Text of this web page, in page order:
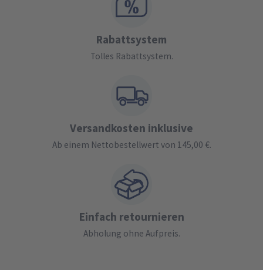
Rabattsystem
Tolles Rabattsystem.
Versandkosten inklusive
Ab einem Nettobestellwert von 145,00 €.
Einfach retournieren
Abholung ohne Aufpreis.